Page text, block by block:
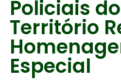
Policiais
Território
Especial